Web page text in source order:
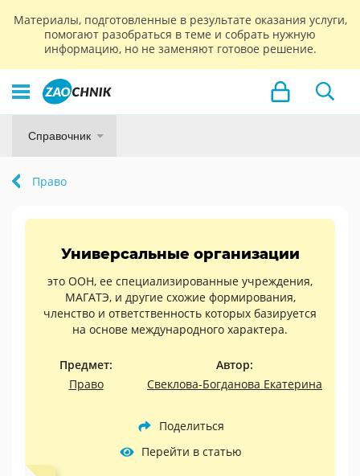
Материалы, подготовленные в результате оказания услуги,
помогают разобраться в теме и собрать нужную
информацию, но не заменяют готовое решение.
Справочник
Право
Универсальные организации
это ООН, ее специализированные учреждения,
МАГАТЭ, и другие схожие формирования,
членство и ответственность которых базируется
на основе международного характера.
Предмет:
Право
Автор:
Свеклова-Богданова Екатерина
Поделиться
Перейти в статью